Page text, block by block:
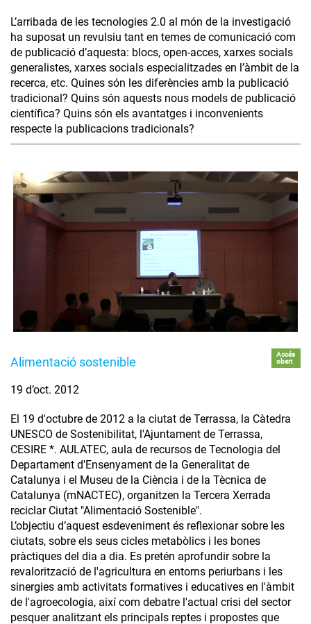
L’arribada de les tecnologies 2.0 al món de la investigació
ha suposat un revulsiu tant en temes de comunicació com
de publicació d’aquesta: blocs, open-acces, xarxes socials
generalistes, xarxes socials especialitzades en l’àmbit de la
recerca, etc. Quines són les diferències amb la publicació
tradicional? Quins són aquests nous models de publicació
científica? Quins són els avantatges i inconvenients
respecte la publicacions tradicionals?
Alimentació sostenible
Accés
obert
19 d’oct. 2012
El 19 d'octubre de 2012 a la ciutat de Terrassa, la Càtedra
UNESCO de Sostenibilitat, l'Ajuntament de Terrassa,
CESIRE *. AULATEC, aula de recursos de Tecnologia del
Departament d'Ensenyament de la Generalitat de
Catalunya i el Museu de la Ciència i de la Tècnica de
Catalunya (mNACTEC), organitzen la Tercera Xerrada
reciclar Ciutat "Alimentació Sostenible".
L’objectiu d’aquest esdeveniment és reflexionar sobre les
ciutats, sobre els seus cicles metabòlics i les bones
pràctiques del dia a dia. Es pretén aprofundir sobre la
revalorització de l'agricultura en entorns periurbans i les
sinergies amb activitats formatives i educatives en l'àmbit
de l'agroecologia, així com debatre l'actual crisi del sector
pesquer analitzant els principals reptes i propostes que